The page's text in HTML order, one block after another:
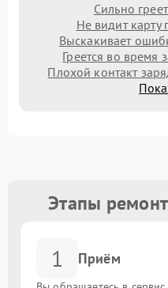
Сильно
Не видит карту
Выскакивает
Греется во время
Плохой контакт
Этапы
1 Приём